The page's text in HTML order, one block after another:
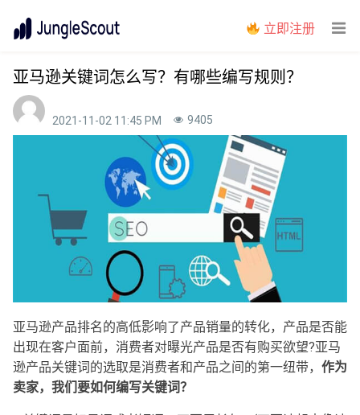
立即注册
亚马逊关键词怎么写？有哪些编写规则？
2021-11-02 11:45 PM 9405
亚马逊产品排名的高低影响了产品销量的转化，产品是否能
出现在客户面前，消费者对曝光产品是否有购买欲望?亚马
逊产品关键词的选取是消费者和产品之间的第一纽带， 作为
卖家，我们要如何编写关键词？